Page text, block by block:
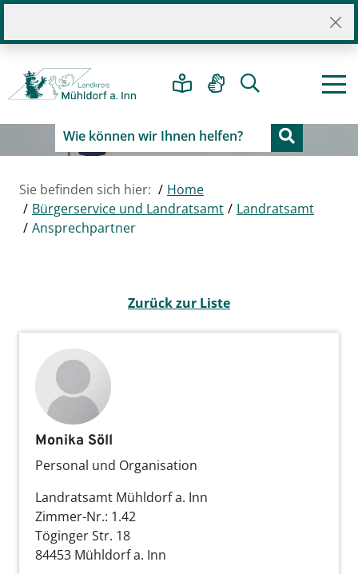
Sie befinden sich hier:
Home
Bürgerservice und Landratsamt
Landratsamt
Ansprechpartner
Zurück zur Liste
Monika Söll
Personal und Organisation
Landratsamt Mühldorf a. Inn
Zimmer-Nr.: 1.42
Töginger Str. 18
84453 Mühldorf a. Inn